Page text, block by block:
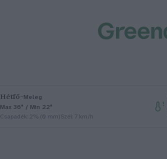
Hétfő–Meleg
Max 36° / Min 22°
Csapadék: 2% (0 mm)Szél: 7 km/h